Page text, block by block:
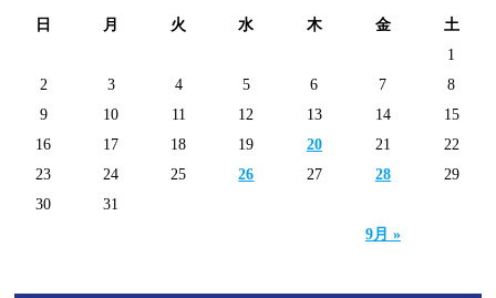
日 月 火 水 木 金 土
9月 »
1
2
3 4 5 6 7
8
9
10 11 12 13 14
15
16
17 18 19 20 21
22
23
24 25 26 27 28
29
30
31